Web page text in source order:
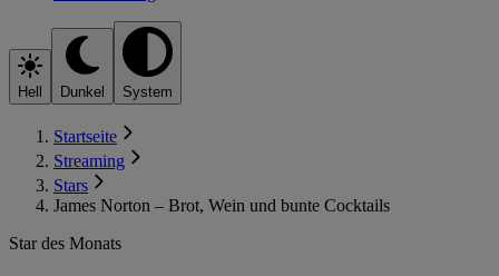
Hell Dunkel System
Startseite
Streaming
Stars
James Norton – Brot, Wein und bunte Cocktails
Star des Monats